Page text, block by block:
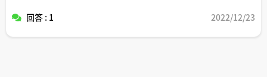
回答 : 1 2022/12/23